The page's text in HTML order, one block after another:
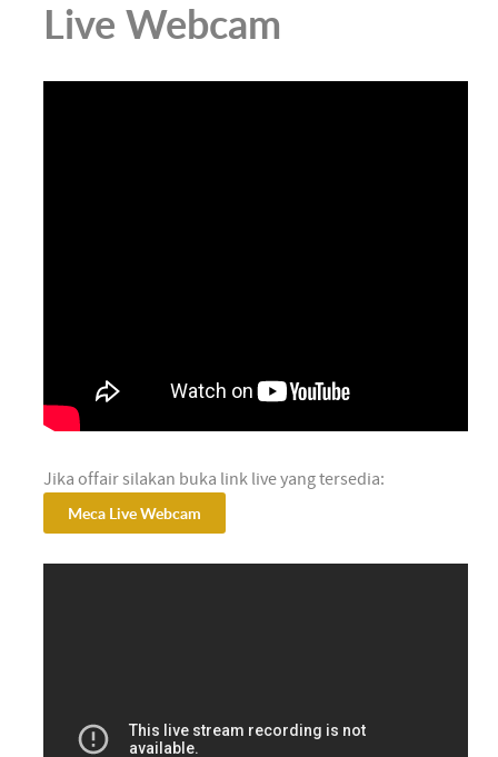
Live Webcam
Jika offair silakan buka link live yang tersedia:
Meca Live Webcam